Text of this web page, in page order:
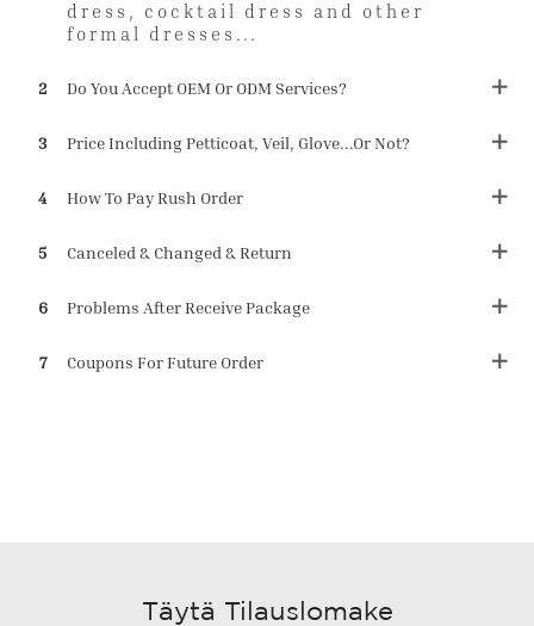
dress, cocktail dress and other
formal dresses...
2 Do You Accept OEM Or ODM Services?
3 Price Including Petticoat, Veil, Glove...or Not?
4 How To Pay Rush Order
5 Canceled & Changed & Return
6 Problems After Receive Package
7 Coupons For Future Order
Täytä Tilauslomake